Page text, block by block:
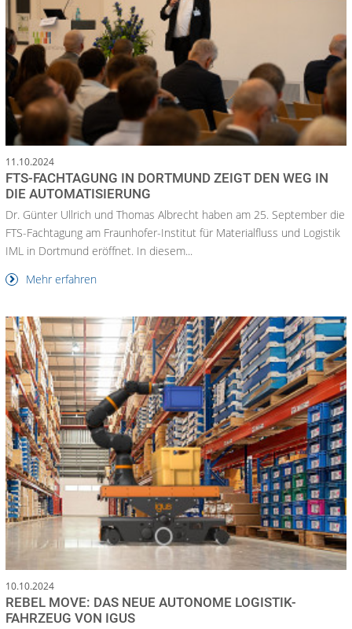
11.10.2024
FTS-FACHTAGUNG IN DORTMUND ZEIGT DEN WEG IN
DIE AUTOMATISIERUNG
Dr. Günter Ullrich und Thomas Albrecht haben am 25. September die
FTS-Fachtagung am Fraunhofer-Institut für Materialfluss und Logistik
IML in Dortmund eröffnet. In diesem...
Mehr erfahren
10.10.2024
REBEL MOVE: DAS NEUE AUTONOME LOGISTIK-
FAHRZEUG VON IGUS